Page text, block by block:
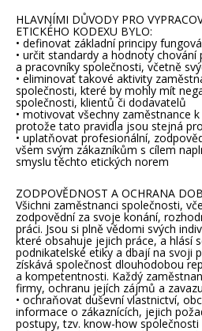
HLAVNÍMI DŮVODY PRO
ETICKÉHO KODEXU BYLO:
• definovat základní principy
• určit standardy a hodnoty
a pracovníky společnosti, včetně
• eliminovat takové aktivity
společnosti, které by mohly mít
společnosti, klientů či dodavatelů
• motivovat všechny zaměstnance
protože tato pravidla jsou stejná
• uplatňovat profesionální,
všem svým zákazníkům s cílem
smyslu těchto etických norem
ZODPOVĚDNOST A OCHRANA
Všichni zaměstnanci společnosti,
zodpovědní za svoje konání,
práci. Jsou si plně vědomi svých
které obsahuje jejich práce, a hlásí
podnikatelské etiky a dbají na svoji
získává společnost dlouhodobou
a kompetentnosti. Každý
firmy, ochranu jejích zájmů a
• ochraňovat duševní vlastnictví,
informace o zákaznících, jejich
postupy, tzv. know-how společnosti